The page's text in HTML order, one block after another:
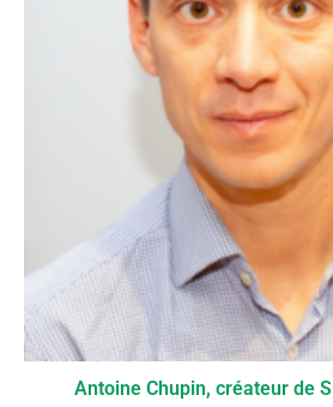
Antoine Chupin, créateur de